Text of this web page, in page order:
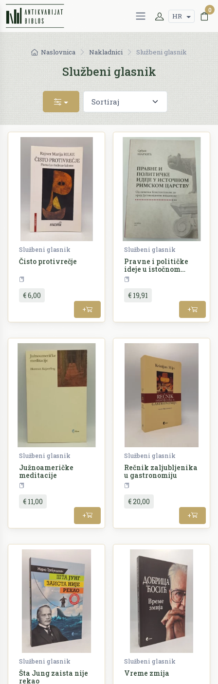
HR
0
Naslovnica Nakladnici Službeni glasnik
Službeni glasnik
Službeni glasnik
Čisto protivrečje
€ 6,00
+
Službeni glasnik
Pravne i političke
ideje u istočnom
rimskom carstvu
€ 19,91
+
Službeni glasnik
Južnoameričke
meditacije
€ 11,00
+
Službeni glasnik
Rečnik zaljubljenika
u gastronomiju
€ 20,00
+
Službeni glasnik
Šta Jung zaista nije
rekao
Službeni glasnik
Vreme zmija